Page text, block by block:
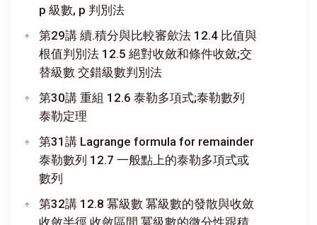
p 級數, p 判別法
第29講 續.積分與比較審歛法 12.4 比值與
根值判別法 12.5 絕對收斂和條件收斂;交
替級數 交錯級數判別法
第30講 重組 12.6 泰勒多項式;泰勒數列
泰勒定理
第31講 Lagrange formula for remainder
泰勒數列 12.7 一般點上的泰勒多項式或
數列
第32講 12.8 冪級數 冪級數的發散與收斂